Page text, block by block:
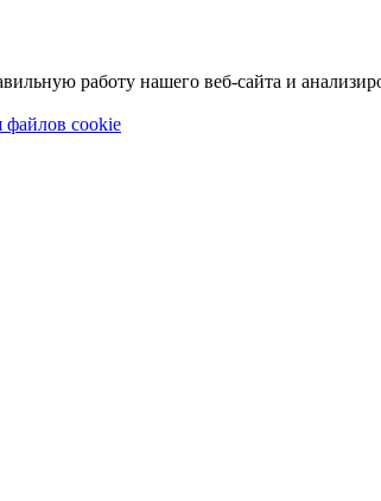
работу нашего веб-сайта и
файлов cookie